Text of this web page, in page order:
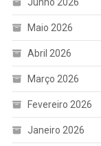
Junho 2026
Maio 2026
Abril 2026
Março 2026
Fevereiro 2026
Janeiro 2026